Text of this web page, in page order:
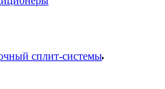
сплит-системы